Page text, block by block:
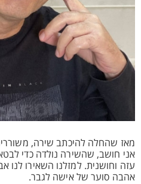
מאז שהחלה להיכתב שירה,
אני חושב, שהשירה נולדה כדי
עזה וחושנית. למזלנו השאירו לנו
אהבה סוער של אישה לגבר.